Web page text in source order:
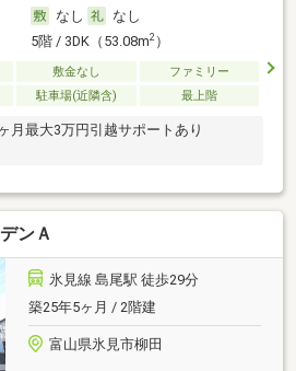
なし
なし
5階 / 3DK（53.08m2）
敷金なし
ファミリー
駐車場(近隣含) 最上階
月最大3万円引越サポートあり
ンＡ
氷見線 島尾駅 徒歩29分
築25年5ヶ月 / 2階建
富山県氷見市柳田